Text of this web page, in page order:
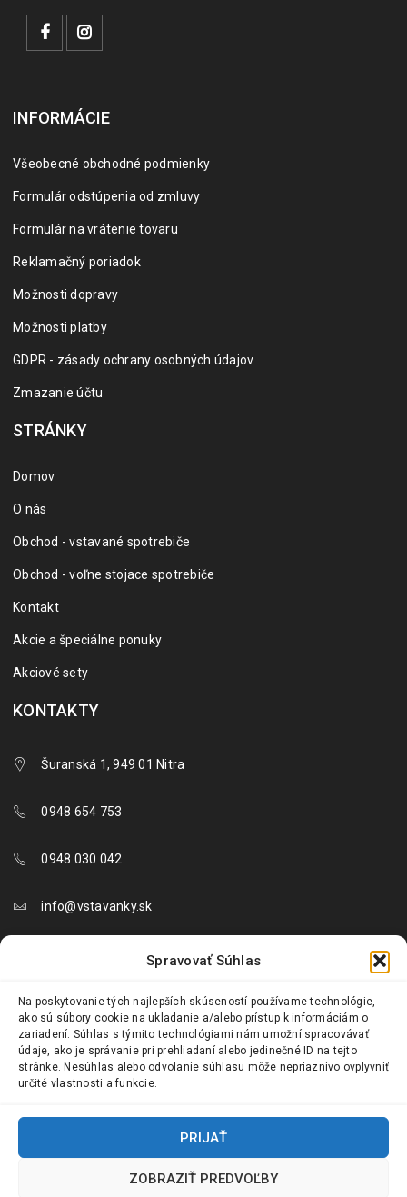
Spravovať Súhlas
Na poskytovanie tých najlepších skúseností používame technológie,
ako sú súbory cookie na ukladanie a/alebo prístup k informáciám o
zariadení. Súhlas s týmito technológiami nám umožní spracovávať
údaje, ako je správanie pri prehliadaní alebo jedinečné ID na tejto
stránke. Nesúhlas alebo odvolanie súhlasu môže nepriaznivo ovplyvniť
určité vlastnosti a funkcie.
PRIJAŤ
ZOBRAZIŤ PREDVOĽBY
INFORMÁCIE
Všeobecné obchodné podmienky
Formulár odstúpenia od zmluvy
Formulár na vrátenie tovaru
Reklamačný poriadok
Možnosti dopravy
Možnosti platby
GDPR - zásady ochrany osobných údajov
Zmazanie účtu
STRÁNKY
Domov
O nás
Obchod - vstavané spotrebiče
Obchod - voľne stojace spotrebiče
Kontakt
Akcie a špeciálne ponuky
Akciové sety
KONTAKTY
Šuranská 1, 949 01 Nitra
0948 654 753
0948 030 042
info@vstavanky.sk
objednavky@vstavanky.sk
reklamacie@vstavanky.sk
© 2024 Vstavanky.sk. Všetky práva vyhradené.